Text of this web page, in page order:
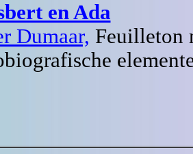
en Ada
Dumaar, Feuilleton